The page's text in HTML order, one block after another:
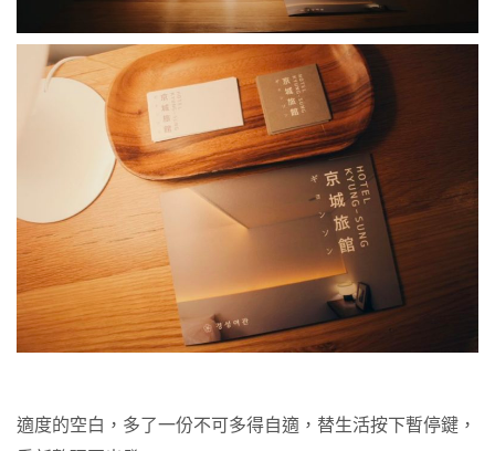
適度的空白，多了一份不可多得自適，替生活按下暫停鍵，